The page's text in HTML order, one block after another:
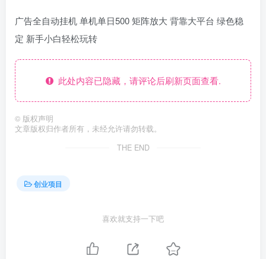
广告全自动挂机 单机单日500 矩阵放大 背靠大平台 绿色稳
定 新手小白轻松玩转
此处内容已隐藏，请评论后刷新页面查看.
© 版权声明
文章版权归作者所有，未经允许请勿转载。
THE END
创业项目
喜欢就支持一下吧